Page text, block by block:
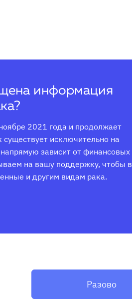
информация
2021 года и продолжает
существует исключительно на
зависит от финансовых
на вашу поддержку, чтобы
и другим видам рака.
Разово